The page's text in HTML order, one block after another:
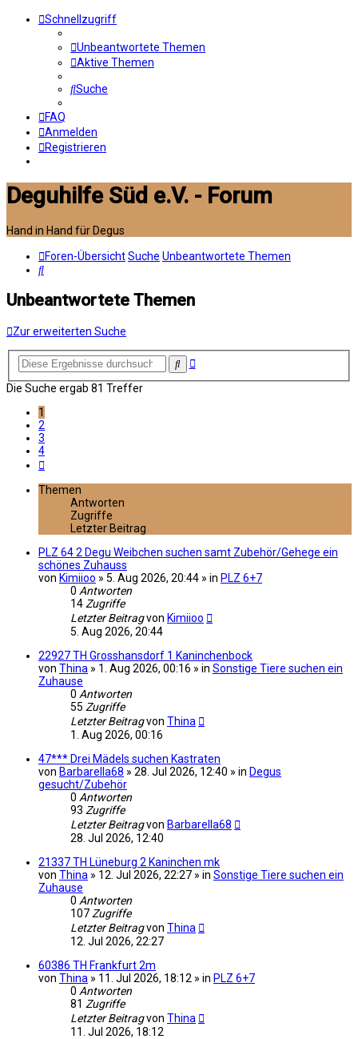
Schnellzugriff
Unbeantwortete Themen
Aktive Themen
Suche
FAQ
Anmelden
Registrieren
Deguhilfe Süd e.V. - Forum
Hand in Hand für Degus
Foren-ÜbersichtSuche Unbeantwortete Themen
Suche
Unbeantwortete Themen
Zur erweiterten Suche
SucheErweiterte
Die Suche ergab 81 Treffer
1
2
3
4
Themen
Antworten
Zugriffe
Letzter Beitrag
PLZ 64 2 Degu Weibchen suchen samt Zubehör/Gehege ein
schönes Zuhauss
von Kimiioo » 5. Aug 2026, 20:44 » in PLZ 6+7
0 Antworten
14 Zugriffe
Letzter Beitragvon Kimiioo
5. Aug 2026, 20:44
22927 TH Grosshansdorf 1 Kaninchenbock
von Thina » 1. Aug 2026, 00:16 » in Sonstige Tiere suchen ein
Zuhause
0 Antworten
55 Zugriffe
Letzter Beitragvon Thina
1. Aug 2026, 00:16
47*** Drei Mädels suchen Kastraten
von Barbarella68 » 28. Jul 2026, 12:40 » in Degus
gesucht/Zubehör
0 Antworten
93 Zugriffe
Letzter Beitragvon Barbarella68
28. Jul 2026, 12:40
21337 TH Lüneburg 2 Kaninchen mk
von Thina » 12. Jul 2026, 22:27 » in Sonstige Tiere suchen ein
Zuhause
0 Antworten
107 Zugriffe
Letzter Beitragvon Thina
12. Jul 2026, 22:27
60386 TH Frankfurt 2m
von Thina » 11. Jul 2026, 18:12 » in PLZ 6+7
0 Antworten
81 Zugriffe
Letzter Beitragvon Thina
11. Jul 2026, 18:12